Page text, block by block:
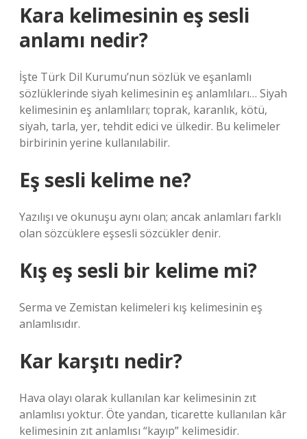
Kara kelimesinin eş sesli
anlamı nedir?
İşte Türk Dil Kurumu’nun sözlük ve eşanlamlı
sözlüklerinde siyah kelimesinin eş anlamlıları… Siyah
kelimesinin eş anlamlıları; toprak, karanlık, kötü,
siyah, tarla, yer, tehdit edici ve ülkedir. Bu kelimeler
birbirinin yerine kullanılabilir.
Eş sesli kelime ne?
Yazılışı ve okunuşu aynı olan; ancak anlamları farklı
olan sözcüklere eşsesli sözcükler denir.
Kış eş sesli bir kelime mi?
Serma ve Zemistan kelimeleri kış kelimesinin eş
anlamlısıdır.
Kar karşıtı nedir?
Hava olayı olarak kullanılan kar kelimesinin zıt
anlamlısı yoktur. Öte yandan, ticarette kullanılan kâr
kelimesinin zıt anlamlısı “kayıp” kelimesidir.